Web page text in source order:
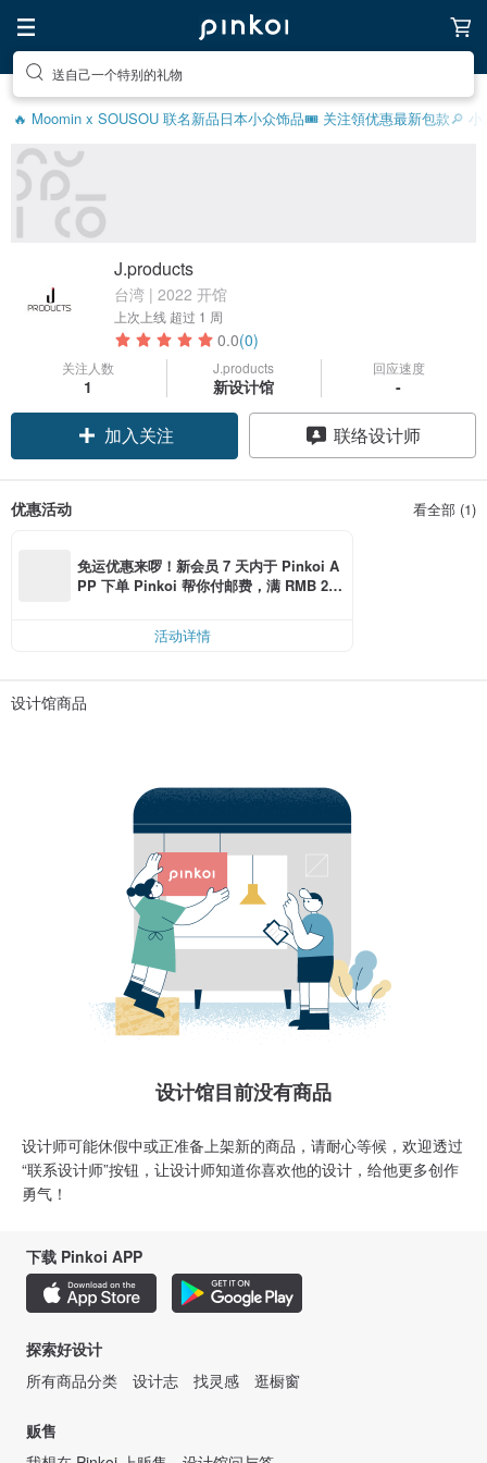
送自己一个特别的礼物
🔥 Moomin x SOUSOU 联名新品日本小众饰品🎟️ 关注領优惠最新包款🔎 小
J.products
台湾 | 2022 开馆
上次上线 超过 1 周
0.0(0)
关注人数
1
J.products
新设计馆
回应速度
-
加入关注 联络设计师
优惠活动 看全部 (1)
免运优惠来啰！新会员 7 天内于 Pinkoi A
PP 下单 Pinkoi 帮你付邮费，满 RMB 25
活动详情
设计馆商品
设计馆目前没有商品
设计师可能休假中或正准备上架新的商品，请耐心等候，欢迎透过
“联系设计师”按钮，让设计师知道你喜欢他的设计，给他更多创作
勇气！
下载 Pinkoi APP
探索好设计
所有商品分类
设计志 找灵感 逛橱窗
贩售